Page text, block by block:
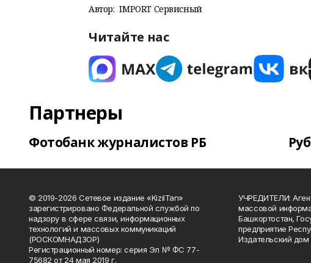
Автор: IMPORT Сервисный
Читайте нас
Партнеры
Фотобанк журналистов РБ
© 2019-2026 Сетевое издание «KizilTan»
зарегистрировано Федеральной службой по
надзору в сфере связи, информационных
технологий и массовых коммуникаций
(РОСКОМНАДЗОР)
Регистрационный номер: серия Эл № ФС 77-
75682 от 24 мая 2019 г.
УЧРЕДИТЕЛИ:
массовой
Башкортостан,
предприятие
Издательский